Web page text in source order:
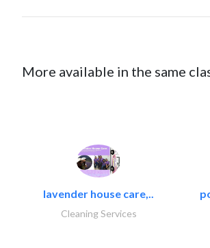
More available in the same
lavender house care,..
Cleaning Services